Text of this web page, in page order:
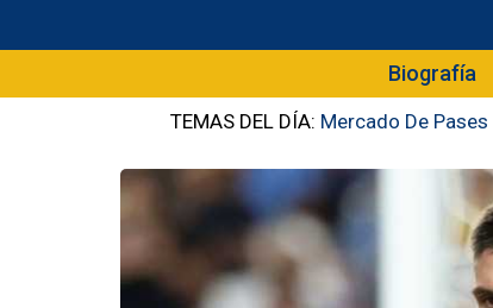
Biografía
TEMAS DEL DÍA: Mercado De Pases